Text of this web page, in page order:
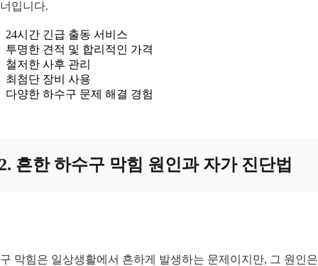
입니다.
24시간 긴급 출동 서비스
투명한 견적 및 합리적인 가격
철저한 사후 관리
최첨단 장비 사용
다양한 하수구 문제 해결 경험
흔한 하수구 막힘 원인과 자가 진단법
막힘은 일상생활에서 흔하게 발생하는 문제이지만, 그 원인